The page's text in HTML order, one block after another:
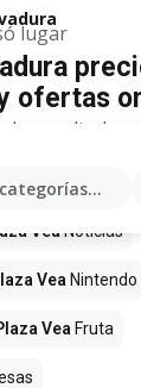
lugar
ofertas
resultados
en
VeaNoticias
Vea
Vea Fruta